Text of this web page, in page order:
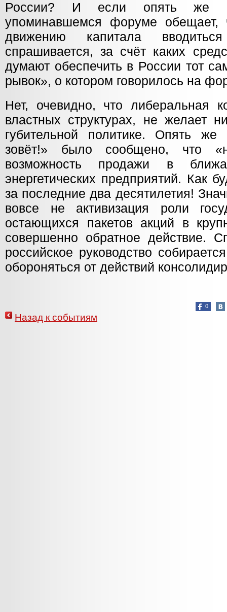
России? И если опять же
упоминавшемся форуме обещает,
движению капитала
спрашивается, за счёт каких
думают обеспечить в России тот
рывок», о котором говорилось на
Нет, очевидно, что либеральная
властных структурах, не желает
губительной политике. Опять
зовёт!» было сообщено, что
возможность продажи в
энергетических предприятий. Как
за последние два десятилетия!
вовсе не активизация роли
остающихся пакетов акций в
совершенно обратное действие.
российское руководство
обороняться от действий
0
Назад к событиям